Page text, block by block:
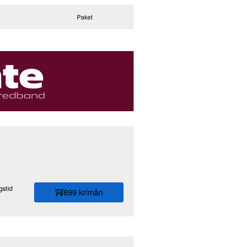
Paket
899 kr/mån